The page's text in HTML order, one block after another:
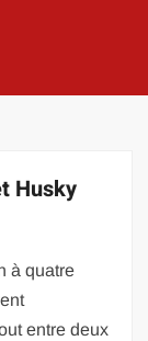
Husky
à quatre
entre deux